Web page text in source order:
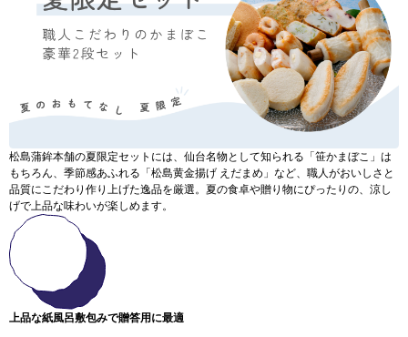
松島蒲鉾本舗の夏限定セットには、仙台名物として知られる「笹かまぼこ」は
もちろん、季節感あふれる「松島黄金揚げ えだまめ」など、職人がおいしさと
品質にこだわり作り上げた逸品を厳選。夏の食卓や贈り物にぴったりの、涼し
げで上品な味わいが楽しめます。
上品な紙風呂敷包みで贈答用に最適